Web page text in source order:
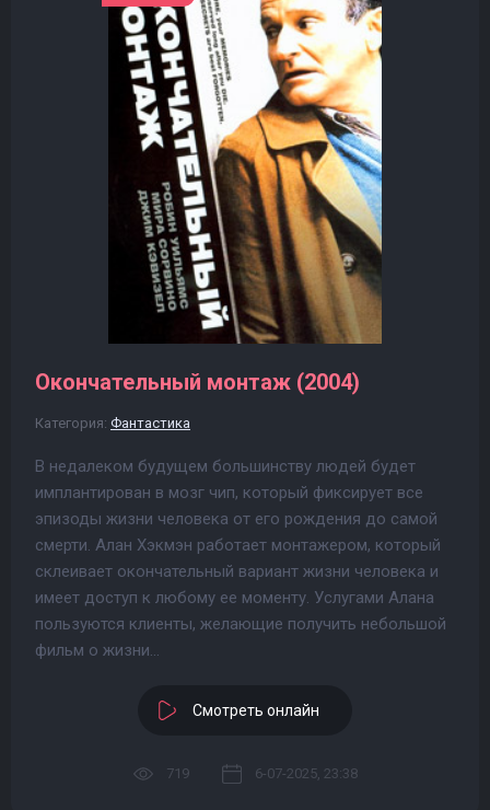
Окончательный монтаж (2004)
Категория: Фантастика
В недалеком будущем большинству людей будет
имплантирован в мозг чип, который фиксирует все
эпизоды жизни человека от его рождения до самой
смерти. Алан Хэкмэн работает монтажером, который
склеивает окончательный вариант жизни человека и
имеет доступ к любому ее моменту. Услугами Алана
пользуются клиенты, желающие получить небольшой
фильм о жизни...
Смотреть онлайн
719 6-07-2025, 23:38